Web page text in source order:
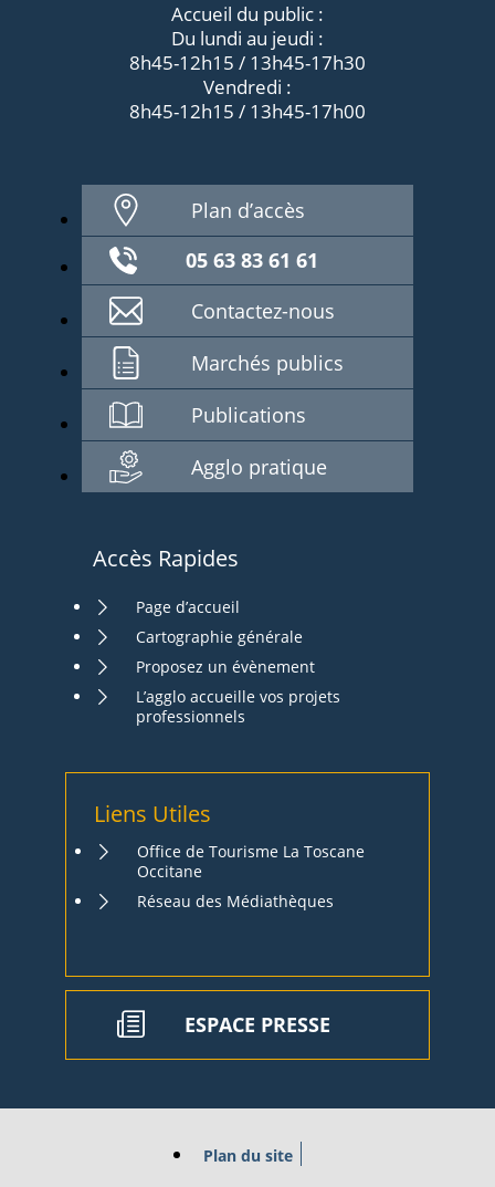
Accueil du public :
Du lundi au jeudi :
8h45-12h15 / 13h45-17h30
Vendredi :
8h45-12h15 / 13h45-17h00
Plan d’accès
05 63 83 61 61
Contactez-nous
Marchés publics
Publications
Agglo pratique
Accès Rapides
Page d’accueil
Cartographie générale
Proposez un évènement
L’agglo accueille vos projets
professionnels
Liens Utiles
Office de Tourisme La Toscane
Occitane
Réseau des Médiathèques
ESPACE PRESSE
Plan du site